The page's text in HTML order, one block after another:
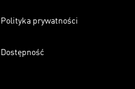
Polityka prywatności
Dostępność